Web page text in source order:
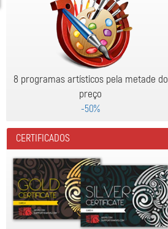
8 programas artísticos pela metade do
preço
-50%
CERTIFICADOS